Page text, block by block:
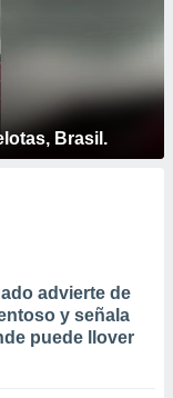
Brasil.
advierte de
y señala
puede llover